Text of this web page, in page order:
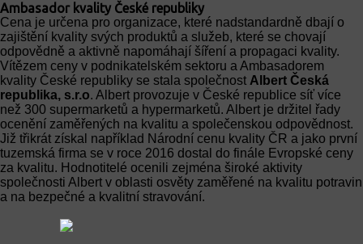
Ambasador kvality České republiky
Cena je určena pro organizace, které nadstandardně dbají o
zajištění kvality svých produktů a služeb, které se chovají
odpovědně a aktivně napomáhají šíření a propagaci kvality.
Vítězem ceny v podnikatelském sektoru a Ambasadorem
kvality České republiky se stala společnost Albert Česká
republika, s.r.o. Albert provozuje v České republice síť více
než 300 supermarketů a hypermarketů. Albert je držitel řady
ocenění zaměřených na kvalitu a společenskou odpovědnost.
Již třikrát získal například Národní cenu kvality ČR a jako první
tuzemská firma se v roce 2016 dostal do finále Evropské ceny
za kvalitu. Hodnotitelé ocenili zejména široké aktivity
společnosti Albert v oblasti osvěty zaměřené na kvalitu potravin
a na bezpečné a kvalitní stravování.